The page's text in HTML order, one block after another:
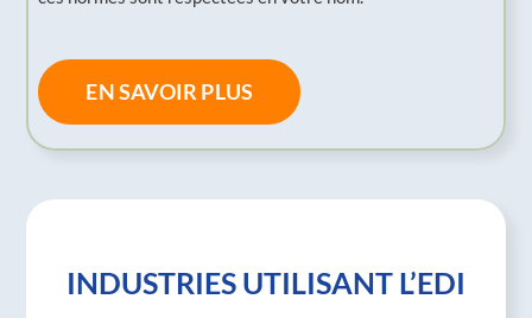
EN SAVOIR PLUS
INDUSTRIES UTILISANT L’EDI